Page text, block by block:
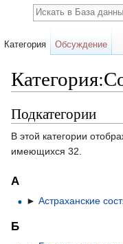
Подкатегории
В этой категории
имеющихся 32.
А
►Астраханские
Б
Категория Обсуждение
Поиск